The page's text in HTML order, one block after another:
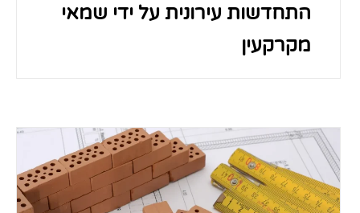
התחדשות עירונית על ידי שמאי
מקרקעין